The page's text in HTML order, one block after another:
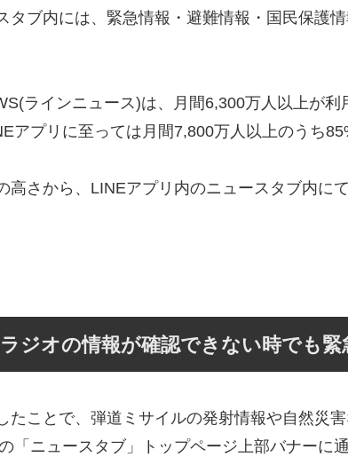
タブ内には、緊急情報・避難情報・国民保護
ラインニュース)は、月間6,300万人以上が
アプリに至っては月間7,800万人以上のうち
高さから、LINEアプリ内のニュースタブ内に
ジオの情報が確認できない時でも緊
たことで、弾道ミサイルの発射情報や自然災
「ニュースタブ」トップページ上部バナーに